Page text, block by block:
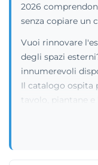
2026
senza copiare un
Vuoi rinnovare
degli spazi
innumerevoli
Il catalogo ospita
tavolo, piantane
basso consumo
portale presenta